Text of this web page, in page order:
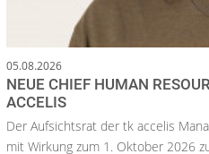
05.08.2026
NEUE CHIEF HUMAN
ACCELIS
Der Aufsichtsrat der tk accelis
mit Wirkung zum 1. Oktober 2026